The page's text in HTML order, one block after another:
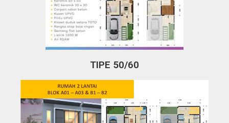
TIPE 50/60